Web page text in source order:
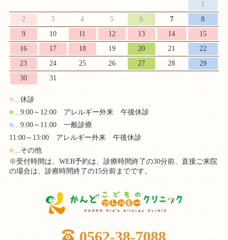
1
2
3 4 5 6 7
8
9
10 11 12 13 14
15
16
17 18 19 20 21
22
23
24 25 26 27 28
29
30
31
■…休診
■…9:00～12:00 アレルギー外来 午後休診
■…9:00～11:00 一般診療
11:00～13:00 アレルギー外来 午後休診
■…その他
※受付時間は、WEB予約は、診療時間終了の30分前、直接ご来院
の場合は、診療時間終了の15分前までです。